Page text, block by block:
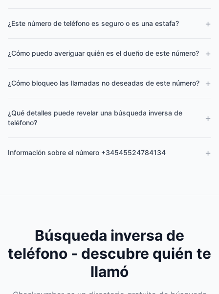
¿Este número de teléfono es seguro o es una estafa? +
¿Cómo puedo averiguar quién es el dueño de este número? +
¿Cómo bloqueo las llamadas no deseadas de este número? +
¿Qué detalles puede revelar una búsqueda inversa de
teléfono?
+
Información sobre el número +34545524784134 +
Búsqueda inversa de
teléfono - descubre quién te
llamó